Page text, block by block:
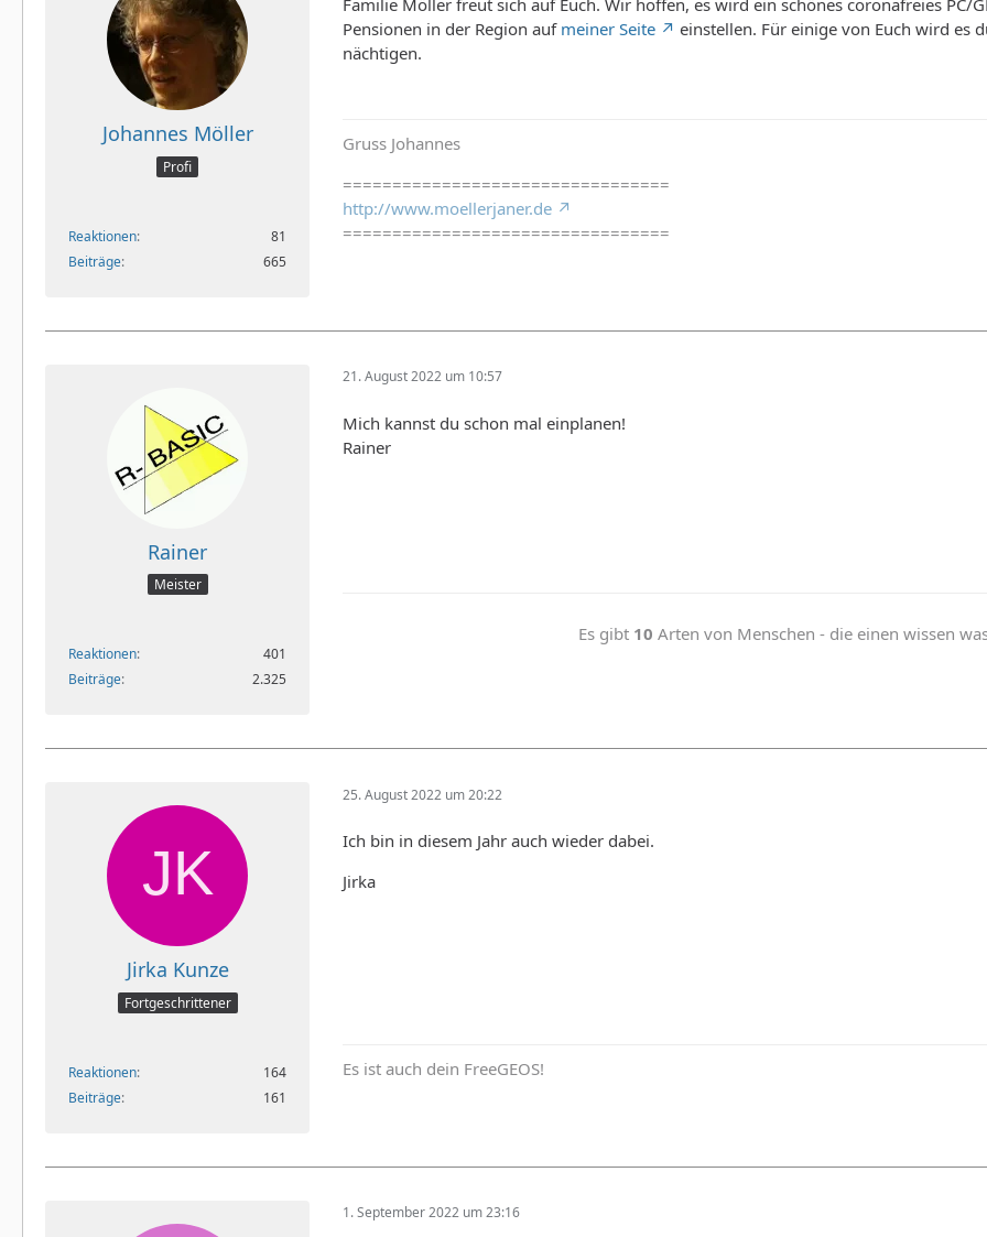
Johannes Möller
Profi
Reaktionen
81
Beiträge
665
Familie Möller freut sich auf Euch. Wir hoffen, es wird ein schönes coronafreies PC/
Pensionen in der Region auf meiner Seite
einstellen. Für einige von Euch wird es
nächtigen.
Gruss Johannes
=================================
http://www.moellerjaner.de
=================================
Rainer
Meister
Reaktionen
401
Beiträge
2.325
21. August 2022 um 10:57
Mich kannst du schon mal einplanen!
Rainer
Es gibt 10 Arten von Menschen - die einen wissen
Jirka Kunze
Fortgeschrittener
Reaktionen
164
Beiträge
161
25. August 2022 um 20:22
Ich bin in diesem Jahr auch wieder dabei.
Jirka
Es ist auch dein FreeGEOS!
1. September 2022 um 23:16